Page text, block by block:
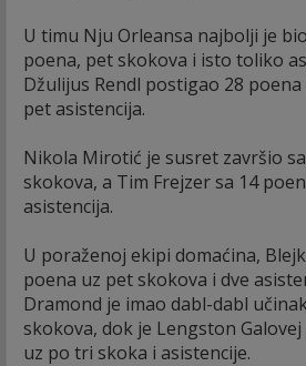
U timu Nju Orleansa najbolji je
poena, pet skokova i isto toliko
Džulijus Rendl postigao 28
pet asistencija.
Nikola Mirotić je susret završio
skokova, a Tim Frejzer sa 14
asistencija.
U poraženoj ekipi domaćina,
poena uz pet skokova i dve
Dramond je imao dabl-dabl
skokova, dok je Lengston
uz po tri skoka i asistencije.